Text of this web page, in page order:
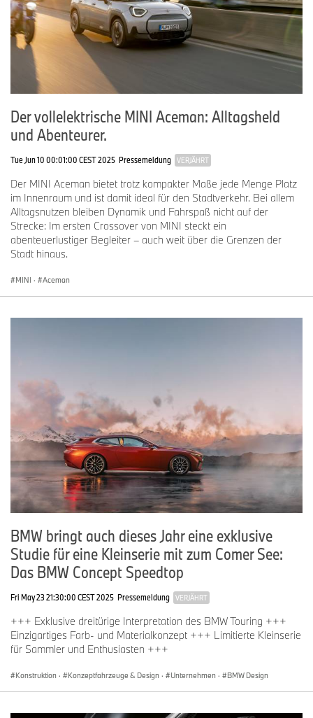
Der vollelektrische MINI Aceman: Alltagsheld
und Abenteurer.
Tue Jun 10 00:01:00 CEST 2025 Pressemeldung VERJÄHRT
Der MINI Aceman bietet trotz kompakter Maße jede Menge Platz
im Innenraum und ist damit ideal für den Stadtverkehr. Bei allem
Alltagsnutzen bleiben Dynamik und Fahrspaß nicht auf der
Strecke: Im ersten Crossover von MINI steckt ein
abenteuerlustiger Begleiter – auch weit über die Grenzen der
Stadt hinaus.
MINI · Aceman
BMW bringt auch dieses Jahr eine exklusive
Studie für eine Kleinserie mit zum Comer See:
Das BMW Concept Speedtop
Fri May 23 21:30:00 CEST 2025 Pressemeldung VERJÄHRT
+++ Exklusive dreitürige Interpretation des BMW Touring +++
Einzigartiges Farb- und Materialkonzept +++ Limitierte Kleinserie
für Sammler und Enthusiasten +++
Konstruktion · Konzeptfahrzeuge & Design · Unternehmen · BMW Design